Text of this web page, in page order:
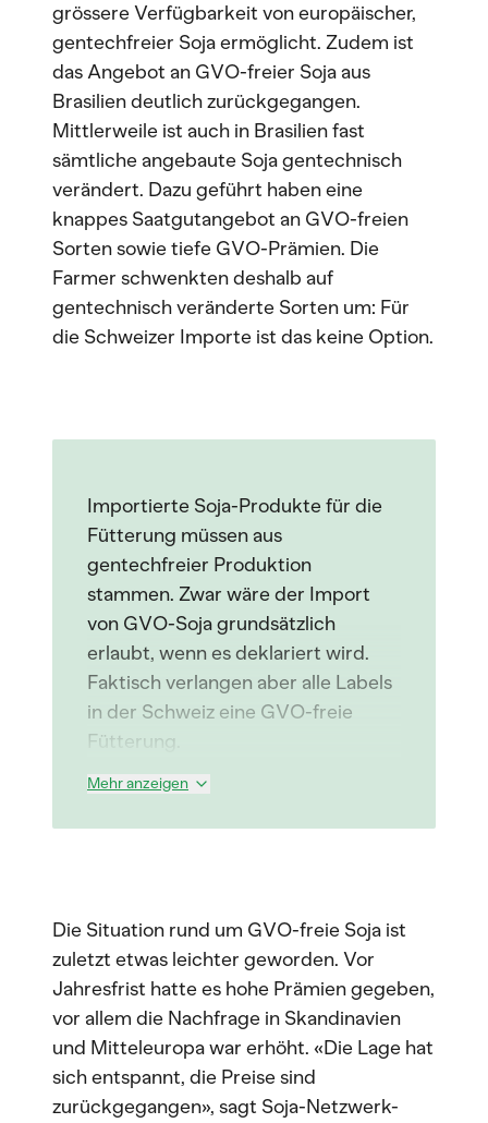
grössere Verfügbarkeit von europäischer,
gentechfreier Soja ermöglicht. Zudem ist
das Angebot an GVO-freier Soja aus
Brasilien deutlich zurückgegangen.
Mittlerweile ist auch in Brasilien fast
sämtliche angebaute Soja gentechnisch
verändert. Dazu geführt haben eine
knappes Saatgutangebot an GVO-freien
Sorten sowie tiefe GVO-Prämien. Die
Farmer schwenkten deshalb auf
gentechnisch veränderte Sorten um: Für
die Schweizer Importe ist das keine Option.
Importierte Soja-Produkte für die
Fütterung müssen aus
gentechfreier Produktion
stammen. Zwar wäre der Import
von GVO-Soja grundsätzlich
erlaubt, wenn es deklariert wird.
Faktisch verlangen aber alle Labels
in der Schweiz eine GVO-freie
Fütterung.
Mehr anzeigen
Die Situation rund um GVO-freie Soja ist
zuletzt etwas leichter geworden. Vor
Jahresfrist hatte es hohe Prämien gegeben,
vor allem die Nachfrage in Skandinavien
und Mitteleuropa war erhöht. «Die Lage hat
sich entspannt, die Preise sind
zurückgegangen», sagt Soja-Netzwerk-